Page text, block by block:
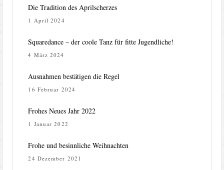
Die Tradition des Aprilscherzes
1 April 2024
Squaredance – der coole Tanz für fitte Jugendliche!
4 März 2024
Ausnahmen bestätigen die Regel
16 Februar 2024
Frohes Neues Jahr 2022
1 Januar 2022
Frohe und besinnliche Weihnachten
24 Dezember 2021